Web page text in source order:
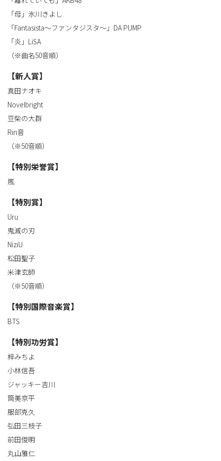
「母」氷川きよし
「Fantasista～ファンタジスタ～」DA PUMP
「炎」LiSA
（※曲名50音順）
【新人賞】
真田ナオキ
Novelbright
豆柴の大群
Rin音
（※50音順）
【特別栄誉賞】
嵐
【特別賞】
Uru
鬼滅の刃
NiziU
松田聖子
米津玄師
（※50音順）
【特別国際音楽賞】
BTS
【特別功労賞】
梓みちよ
小林信吾
ジャッキー吉川
筒美京平
服部克久
弘田三枝子
前田俊明
丸山雅仁